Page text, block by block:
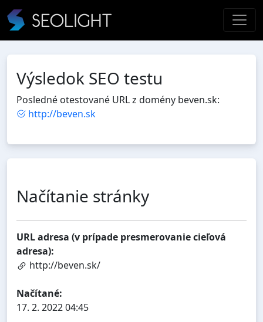
Výsledok SEO testu
Posledné otestované URL z domény beven.sk:
http://beven.sk
Načítanie stránky
URL adresa (v prípade presmerovanie cieľová
adresa):
http://beven.sk/
Načítané:
17. 2. 2022 04:45